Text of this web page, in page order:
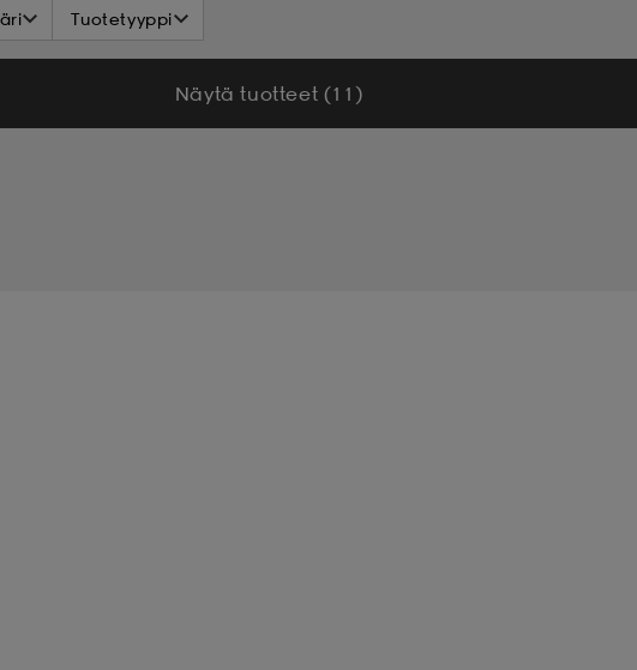
Tuotetyyppi
Näytä tuotteet (11)